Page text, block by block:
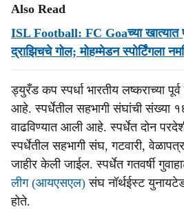
Also Read
ISL Football: FC Goaच्या खात्यात
द्राझिचचे गोल; मोहम्मेडन स्पोर्टिंगला
ड्युरँड कप स्पर्धा भारतीय लष्कराच्या
आहे. स्पर्धेतील सहभागी संघांची संख्या
वाढविण्यात आली आहे. स्पर्धेत दोन
स्पर्धेतील सहभागी संघ, गटवारी,
जाहीर केली जाईल. स्पर्धेत गतवर्षी
लीग (आयएसएल) संघ नॉर्थईस्ट
होते.